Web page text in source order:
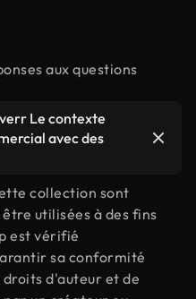
aux questions
Le contexte
avec des
collection sont
utilisées à des fins
est vérifié
sa conformité
d'auteur et de